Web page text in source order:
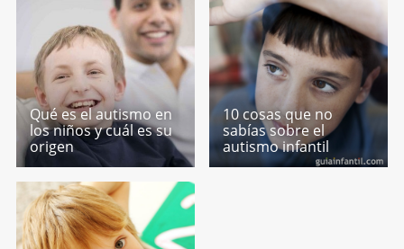
Qué es el autismo en
los niños y cuál es su
origen
10 cosas que no
sabías sobre el
autismo infantil